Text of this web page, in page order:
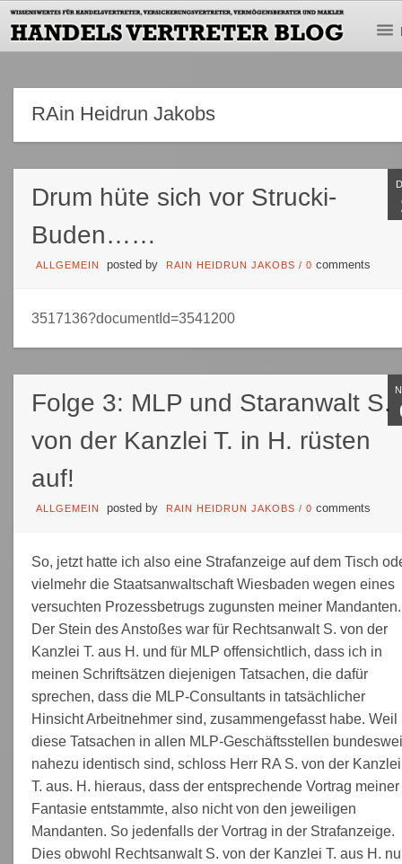
RAin Heidrun Jakobs
Drum hüte sich vor Strucki-
Buden……
ALLGEMEIN posted by RAIN HEIDRUN JAKOBS / 0 comments
3517136?documentId=3541200
Folge 3: MLP und Staranwalt S.
von der Kanzlei T. in H. rüsten
auf!
ALLGEMEIN posted by RAIN HEIDRUN JAKOBS / 0 comments
So, jetzt hatte ich also eine Strafanzeige auf dem Tisch
vielmehr die Staatsanwaltschaft Wiesbaden wegen eines
versuchten Prozessbetrugs zugunsten meiner Mandanten.
Der Stein des Anstoßes war für Rechtsanwalt S. von der
Kanzlei T. aus H. und für MLP offensichtlich, dass ich in
meinen Schriftsätzen diejenigen Tatsachen, die dafür
sprechen, dass die MLP-Consultants in tatsächlicher
Hinsicht Arbeitnehmer sind, zusammengefasst habe. Weil
diese Tatsachen in allen MLP-Geschäftsstellen
nahezu identisch sind, schloss Herr RA S. von der Kanzlei
T. aus. H. hieraus, dass der entsprechende Vortrag meiner
Fantasie entstammte, also nicht von den jeweiligen
Mandanten. So jedenfalls der Vortrag in der Strafanzeige.
Dies obwohl Rechtsanwalt S. von der Kanzlei T. aus H.